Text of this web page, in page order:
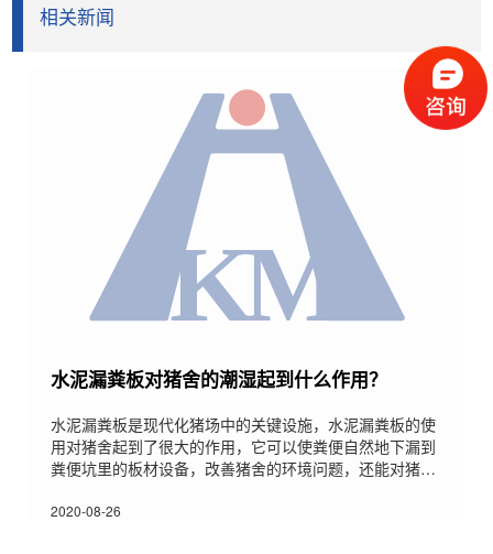
相关新闻
水泥漏粪板对猪舍的潮湿起到什么作用？
水泥漏粪板是现代化猪场中的关键设施，水泥漏粪板的使
用对猪舍起到了很大的作用，它可以使粪便自然地下漏到
粪便坑里的板材设备，改善猪舍的环境问题，还能对猪舍
单的和大家分享一下，希望对大家有所帮助。猪舍使用水
2020-08-26